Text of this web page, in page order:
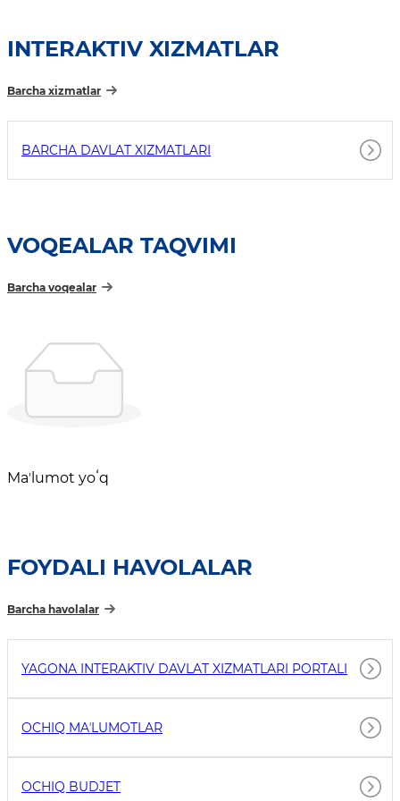
INTERAKTIV XIZMATLAR
Barcha xizmatlar
BARCHA DAVLAT XIZMATLARI
VOQEALAR TAQVIMI
Barcha voqealar
Maʼlumot yoʻq
FOYDALI HAVOLALAR
Barcha havolalar
YAGONA INTERAKTIV DAVLAT XIZMATLARI PORTALI
OCHIQ MAʼLUMOTLAR
OCHIQ BUDJET